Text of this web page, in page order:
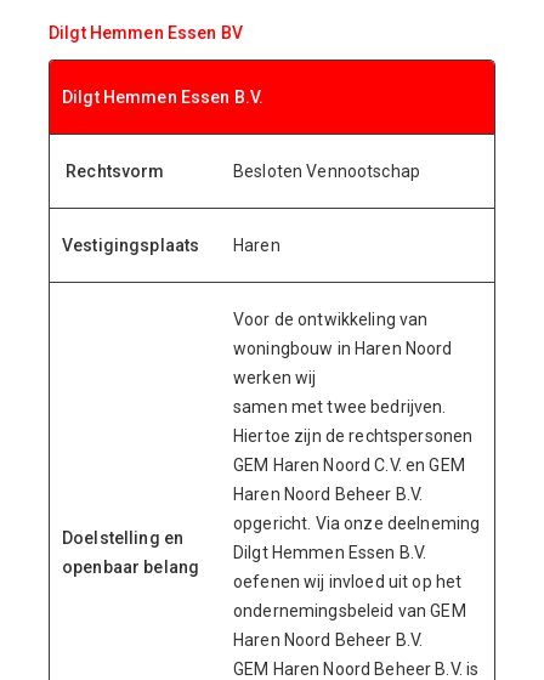
Dilgt Hemmen Essen BV
Dilgt Hemmen Essen B.V.
Rechtsvorm Besloten Vennootschap
Vestigingsplaats Haren
Doelstelling en
openbaar belang
Voor de ontwikkeling van
woningbouw in Haren Noord
werken wij
samen met twee bedrijven.
Hiertoe zijn de rechtspersonen
GEM Haren Noord C.V. en GEM
Haren Noord Beheer B.V.
opgericht. Via onze deelneming
Dilgt Hemmen Essen B.V.
oefenen wij invloed uit op het
ondernemingsbeleid van GEM
Haren Noord Beheer B.V.
GEM Haren Noord Beheer B.V. is